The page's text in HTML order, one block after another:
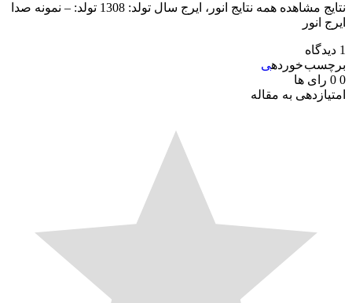
نتایج مشاهده همه نتایج انور، ایرج سال تولد: 1308 تولد: – نمونه صدا
انور
خوردهی
رای ها
به مقاله